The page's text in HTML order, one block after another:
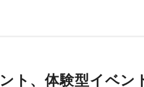
ト、体験型イベン